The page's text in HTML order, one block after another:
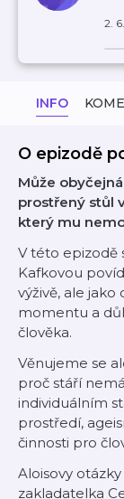
2.
INFO
O epizodě
Může
prostřený stůl
který mu
V této epizodě
Kafkovou
výživě, ale jako
momentu a
člověka.
Věnujeme se
proč stáří
individuálním
prostředí,
činnosti pro
Aloisovy
zakladatelka